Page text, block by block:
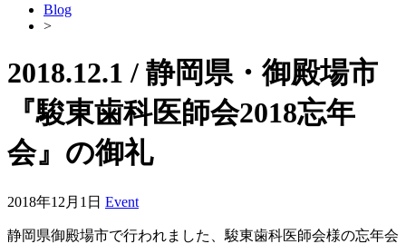
Blog
>
2018.12.1 / 静岡県・御殿場市
『駿東歯科医師会2018忘年
会』の御礼
2018年12月1日 Event
静岡県御殿場市で行われました、駿東歯科医師会様の忘年会